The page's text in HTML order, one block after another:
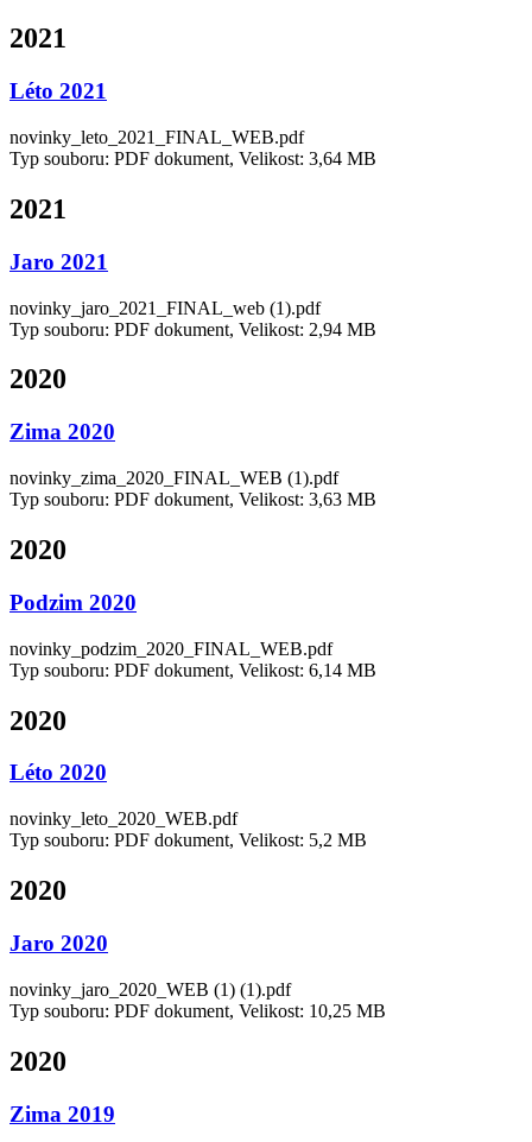
2021
Léto 2021
novinky_leto_2021_FINAL_WEB.pdf
Typ souboru: PDF dokument, Velikost: 3,64 MB
2021
Jaro 2021
novinky_jaro_2021_FINAL_web (1).pdf
Typ souboru: PDF dokument, Velikost: 2,94 MB
2020
Zima 2020
novinky_zima_2020_FINAL_WEB (1).pdf
Typ souboru: PDF dokument, Velikost: 3,63 MB
2020
Podzim 2020
novinky_podzim_2020_FINAL_WEB.pdf
Typ souboru: PDF dokument, Velikost: 6,14 MB
2020
Léto 2020
novinky_leto_2020_WEB.pdf
Typ souboru: PDF dokument, Velikost: 5,2 MB
2020
Jaro 2020
novinky_jaro_2020_WEB (1) (1).pdf
Typ souboru: PDF dokument, Velikost: 10,25 MB
2020
Zima 2019